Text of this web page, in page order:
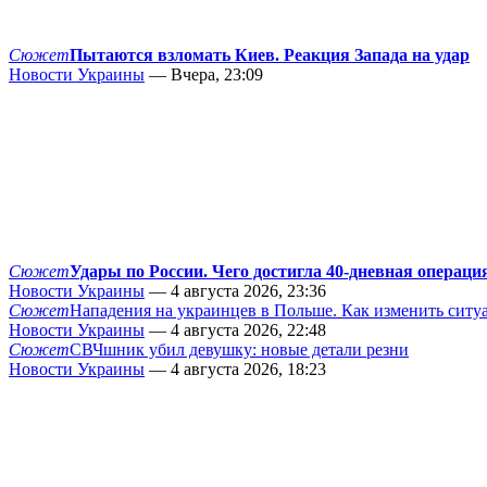
СюжетПытаются взломать Киев. Реакция Запада на удар
Новости Украины — Вчера, 23:09
СюжетУдары по России. Чего достигла 40-дневная
Новости Украины — 4 августа 2026, 23:36
СюжетНападения на украинцев в Польше. Как изменить
Новости Украины — 4 августа 2026, 22:48
СюжетСВЧшник убил девушку: новые детали резни
Новости Украины — 4 августа 2026, 18:23